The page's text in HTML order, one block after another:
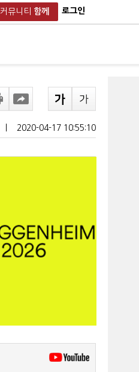
커뮤니티 함께 로그인
2020-04-17 10:55:10